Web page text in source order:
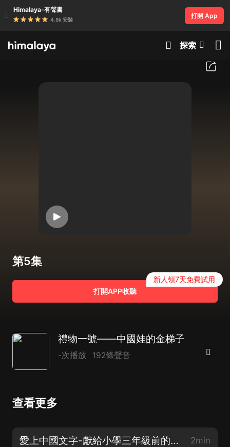
Himalaya-有聲書
4.8k 安裝
打開 App
探索
第5集
打開APP收聽
新人領7天免費試用
禮物一號——中國娃的金梯子
-次播放 192條聲音
查看更多
愛上中國文字-獻給小學三年級前的幼兒兒童 2min